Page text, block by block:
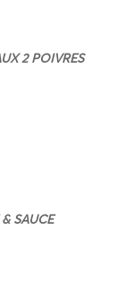
2 POIVRES
SAUCE